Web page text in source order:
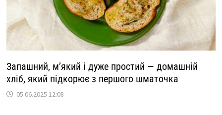
Запашний, м’який і дуже простий — домашній
хліб, який підкорює з першого шматочка
05.06.2025 12:08